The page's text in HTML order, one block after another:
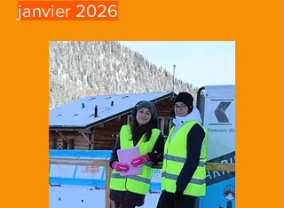
janvier 2026